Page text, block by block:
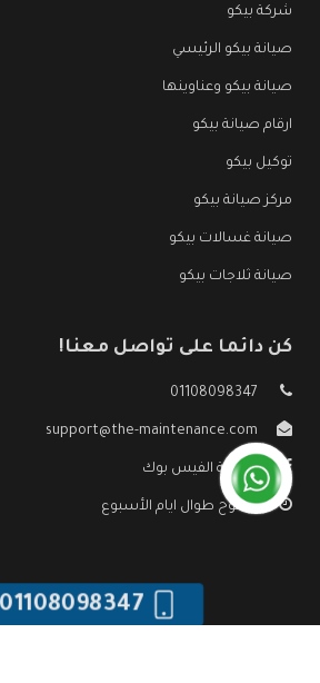
شركة بيكو
صيانة بيكو الرئيسي
صيانة بيكو وعناوينها
ارقام صيانة بيكو
توكيل بيكو
مركز صيانة بيكو
صيانة غسالات بيكو
صيانة ثلاجات بيكو
كن دائما على تواصل معنا!
01108098347
support@the-maintenance.com
صفحة الفيس بوك
مفتوح طوال ايام الأسبوع
01108098347